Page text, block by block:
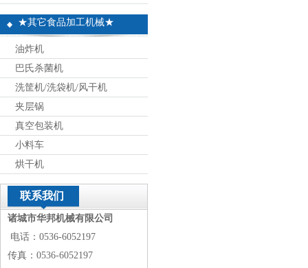
★其它食品加工机械★
油炸机
巴氏杀菌机
洗筐机/洗袋机/风干机
夹层锅
真空包装机
小料车
烘干机
联系我们
诸城市华邦机械有限公司
电话：0536-6052197
传真：0536-6052197